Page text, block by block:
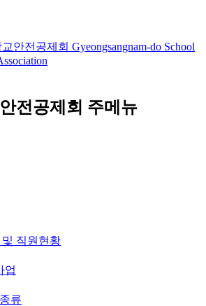
안전공제회 Gyeongsangnam-do School
전공제회 주메뉴
직원현황
업
류